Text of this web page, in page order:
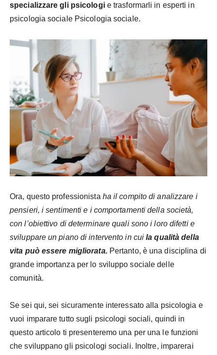
specializzare gli psicologi e trasformarli in esperti in
psicologia sociale Psicologiasociale.
Ora, questo professionista ha il compito di analizzare i
pensieri, i sentimenti e i comportamenti della società,
con l’obiettivo di determinare quali sono i loro difetti e
sviluppare un piano di intervento in cui la qualità della
vita può essere migliorata. Pertanto, è una disciplina di
grande importanza per lo sviluppo sociale delle
comunità.
Se sei qui, sei sicuramente interessato alla psicologia e
vuoi imparare tutto sugli psicologi sociali, quindi in
questo articolo ti presenteremo una per una le funzioni
che sviluppano gli psicologi sociali. Inoltre, imparerai